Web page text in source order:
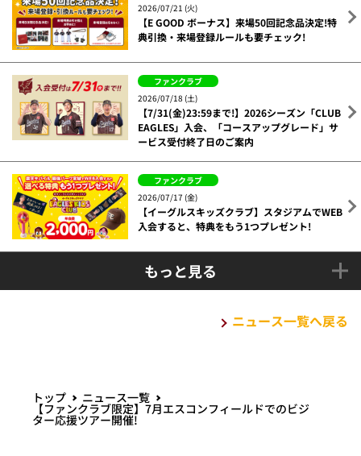
2026/07/21 (火)
【E GOOD ボーナス】来場50回記念品決定!特
典引換・来場登録ルールも要チェック!
ファンクラブ
2026/07/18 (土)
【7/31(金)23:59まで!】2026シーズン「CLUB
EAGLES」入会、「コースアップグレード」サ
ービス受付終了日のご案内
ファンクラブ
2026/07/17 (金)
【イーグルスキッズクラブ】スタジアムでWEB
入会すると、特典をもう1つプレゼント!
もっと見る
ニュース一覧へ戻る
トップ ニュース一覧
【ファンクラブ限定】7月エスコンフィールドでのビジ
ター応援ツアー開催!